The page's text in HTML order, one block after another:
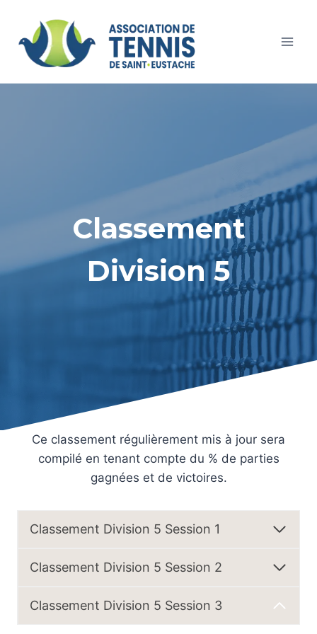
content
Classement
Division 5
Ce classement régulièrement mis à jour sera
compilé en tenant compte du % de parties
gagnées et de victoires.
Classement Division 5 Session 1
Classement Division 5 Session 2
Classement Division 5 Session 3